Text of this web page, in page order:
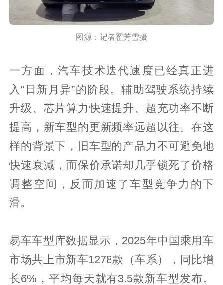
图源：记者翟芳雪摄
一方面，汽车技术迭代速度已经真正进
入“日新月异”的阶段。辅助驾驶系统持续
升级、芯片算力快速提升、超充功率不断
提高，新车型的更新频率远超以往。在这
样的背景下，旧车型的产品力不可避免地
快速衰减，而保价承诺却几乎锁死了价格
调整空间，反而加速了车型竞争力的下
滑。
易车车型库数据显示，2025年中国乘用车
市场共上市新车1278款（车系），同比增
长6%，平均每天就有3.5款新车型发布。